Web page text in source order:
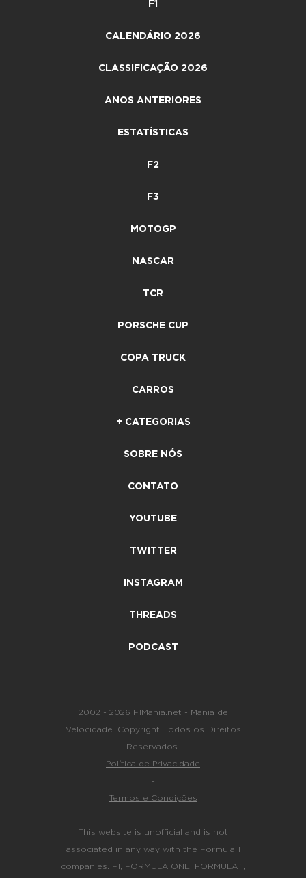
F1
CALENDÁRIO 2026
CLASSIFICAÇÃO 2026
ANOS ANTERIORES
ESTATÍSTICAS
F2
F3
MOTOGP
NASCAR
TCR
PORSCHE CUP
COPA TRUCK
CARROS
+ CATEGORIAS
SOBRE NÓS
CONTATO
YOUTUBE
TWITTER
INSTAGRAM
THREADS
PODCAST
2002 - 2026 F1Mania.net - Mania de
Velocidade. Copyright. Todos os Direitos
Reservados.
Política de Privacidade
-
Termos e Condições
This website is unofficial and is not
associated in any way with the Formula 1
companies. F1, FORMULA ONE, FORMULA 1,